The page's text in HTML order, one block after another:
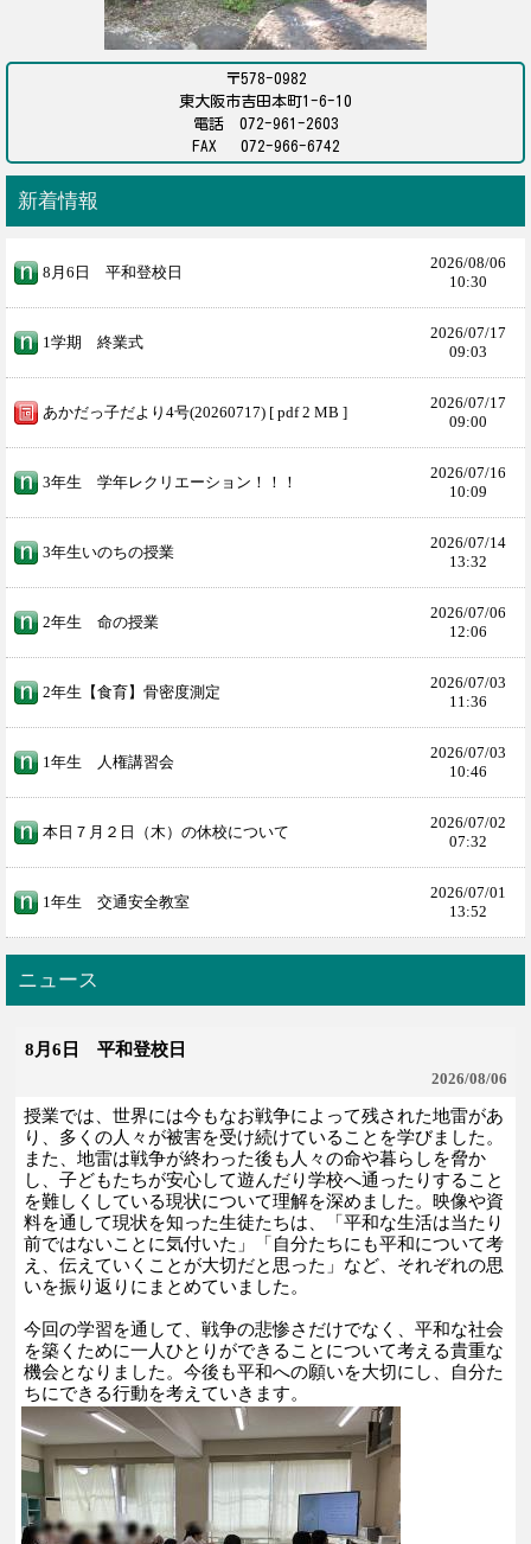
〒578-0982
東大阪市吉田本町1-6-10
電話 072-961-2603
FAX 072-966-6742
新着情報
8月6日 平和登校日
2026/08/06
10:30
1学期 終業式
2026/07/17
09:03
あかだっ子だより4号(20260717) [ pdf 2 MB ]
2026/07/17
09:00
3年生 学年レクリエーション！！！
2026/07/16
10:09
3年生いのちの授業
2026/07/14
13:32
2年生 命の授業
2026/07/06
12:06
2年生【食育】骨密度測定
2026/07/03
11:36
1年生 人権講習会
2026/07/03
10:46
本日７月２日（木）の休校について
2026/07/02
07:32
1年生 交通安全教室
2026/07/01
13:52
ニュース
8月6日 平和登校日
2026/08/06
授業では、世界には今もなお戦争によって残された地雷があ
り、多くの人々が被害を受け続けていることを学びました。
また、地雷は戦争が終わった後も人々の命や暮らしを脅か
し、子どもたちが安心して遊んだり学校へ通ったりすること
を難しくしている現状について理解を深めました。映像や資
料を通して現状を知った生徒たちは、「平和な生活は当たり
前ではないことに気付いた」「自分たちにも平和について考
え、伝えていくことが大切だと思った」など、それぞれの思
いを振り返りにまとめていました。
今回の学習を通して、戦争の悲惨さだけでなく、平和な社会
を築くために一人ひとりができることについて考える貴重な
機会となりました。今後も平和への願いを大切にし、自分た
ちにできる行動を考えていきます。